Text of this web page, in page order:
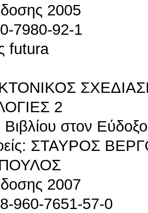
2005
7980-92-1
futura
2
στον
ΣΤΑΥΡΟΣ
2007
960-7651-57-0